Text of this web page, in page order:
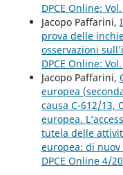
DPCE Online:
Jacopo Paffarini,
prova delle
osservazioni
DPCE Online:
Jacopo Paffarini,
europea
causa C-612/13,
europea.
tutela delle
europea: di nuov
DPCE Online 4/